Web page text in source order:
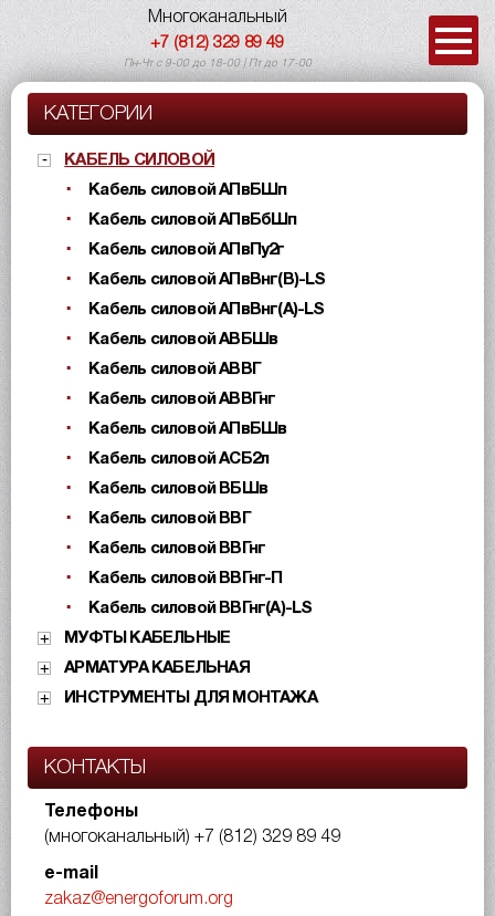
Многоканальный
+7 (812) 329 89 49
Пн-Чт с 9-00 до 18-00 | Пт до 17-00
КАТЕГОРИИ
КАБЕЛЬ СИЛОВОЙ
Кабель силовой АПвБШп
Кабель силовой АПвБбШп
Кабель силовой АПвПу2г
Кабель силовой АПвВнг(B)-LS
Кабель силовой АПвВнг(A)-LS
Кабель силовой АВБШв
Кабель силовой АВВГ
Кабель силовой АВВГнг
Кабель силовой АПвБШв
Кабель силовой АСБ2л
Кабель силовой ВБШв
Кабель силовой ВВГ
Кабель силовой ВВГнг
Кабель силовой ВВГнг-П
Кабель силовой ВВГнг(А)-LS
МУФТЫ КАБЕЛЬНЫЕ
АРМАТУРА КАБЕЛЬНАЯ
ИНСТРУМЕНТЫ ДЛЯ МОНТАЖА
КОНТАКТЫ
Телефоны
(многоканальный) +7 (812) 329 89 49
e-mail
zakaz@energoforum.org